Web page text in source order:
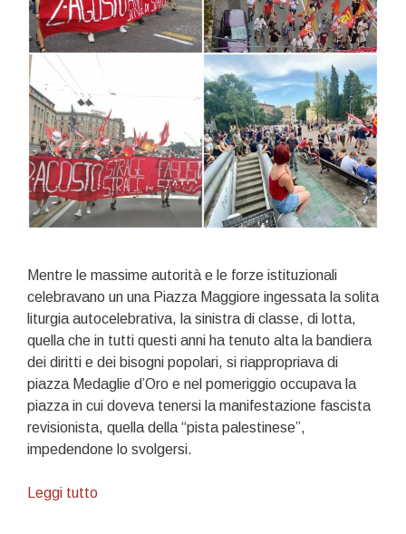
Mentre le massime autorità e le forze istituzionali
celebravano un una Piazza Maggiore ingessata la solita
liturgia autocelebrativa, la sinistra di classe, di lotta,
quella che in tutti questi anni ha tenuto alta la bandiera
dei diritti e dei bisogni popolari, si riappropriava di
piazza Medaglie d’Oro e nel pomeriggio occupava la
piazza in cui doveva tenersi la manifestazione fascista
revisionista, quella della “pista palestinese”,
impedendone lo svolgersi.
Leggi tutto2